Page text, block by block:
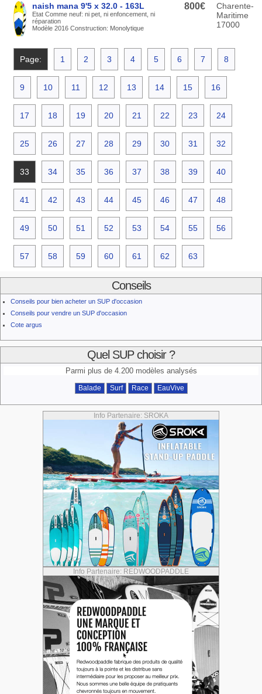
naish mana 9'5 x 32.0 - 163L
Etat Comme neuf: ni pet, ni enfoncement, ni
réparation
Modèle 2016 Construction: Monolytique
800€
Charente-
Maritime
17000
Page: 1 2 3 4 5 6 7 8
9 10 11 12 13 14 15 16
17 18 19 20 21 22 23 24
25 26 27 28 29 30 31 32
33 34 35 36 37 38 39 40
41 42 43 44 45 46 47 48
49 50 51 52 53 54 55 56
57 58 59 60 61 62 63
Conseils
Conseils pour bien acheter un SUP d'occasion
Conseils pour vendre un SUP d'occasion
Cote argus
Quel SUP choisir ?
Parmi plus de 4.200 modèles analysés
Balade Surf Race EauVive
Info Partenaire: SROKA
Info Partenaire: REDWOODPADDLE